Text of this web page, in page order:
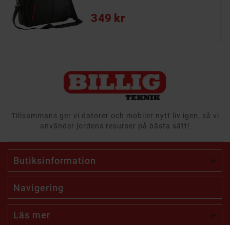
349 kr
Pris
Tillsammans ger vi datorer och mobiler nytt liv igen, så vi
använder jordens resurser på bästa sätt!
Butiksinformation 
Navigering
Läs mer 